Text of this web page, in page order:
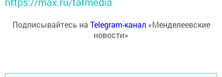
Подписывайтесь на Telegram-канал «Менделеевские
новости»